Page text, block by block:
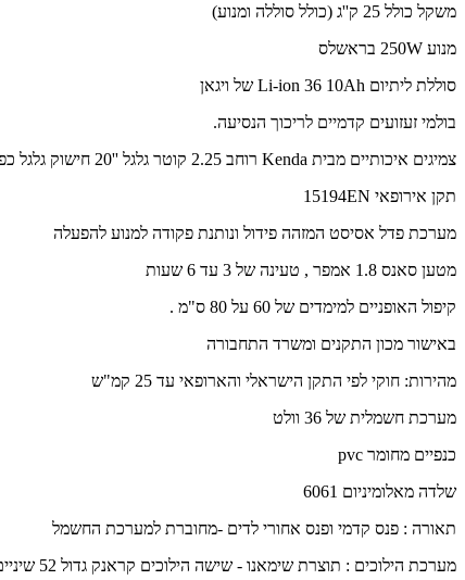
משקל כולל 25 ק''ג (כולל סוללה ומנוע)
מנוע 250W בראשלס
סוללת ליתיום Li-ion 36 10Ah של ויגאן
בולמי זעזועים קדמיים לריכוך הנסיעה.
צמיגים איכותיים מבית Kenda רוחב 2.25 קוטר גלגל ''20 חישוק גלגל כפול
תקן אירופאי 15194EN
מערכת פדל אסיסט המזהה פידול ונותנת פקודה למנוע להפעלה
מטען סאנס 1.8 אמפר , טעינה של 3 עד 6 שעות
קיפול האופניים למימדים של 60 על 80 ס"מ .
באישור מכון התקנים ומשרד התחבורה
מהירות: חוקי לפי התקן הישראלי והארופאי עד 25 קמ"ש
מערכת חשמלית של 36 וולט
כנפיים מחומר pvc
שלדה מאלומיניום 6061
תאורה : פנס קדמי ופנס אחורי לדים -מחוברת למערכת החשמל
מערכת הילוכים : תוצרת שימאנו - שישה הילוכים קראנק גדול 52 שיניים להשגת מהירות גבוהה בפידול לאחר שהמנוע הגיע למכסימום מהירותו .